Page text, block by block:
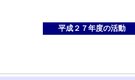
平成２７年度の活動